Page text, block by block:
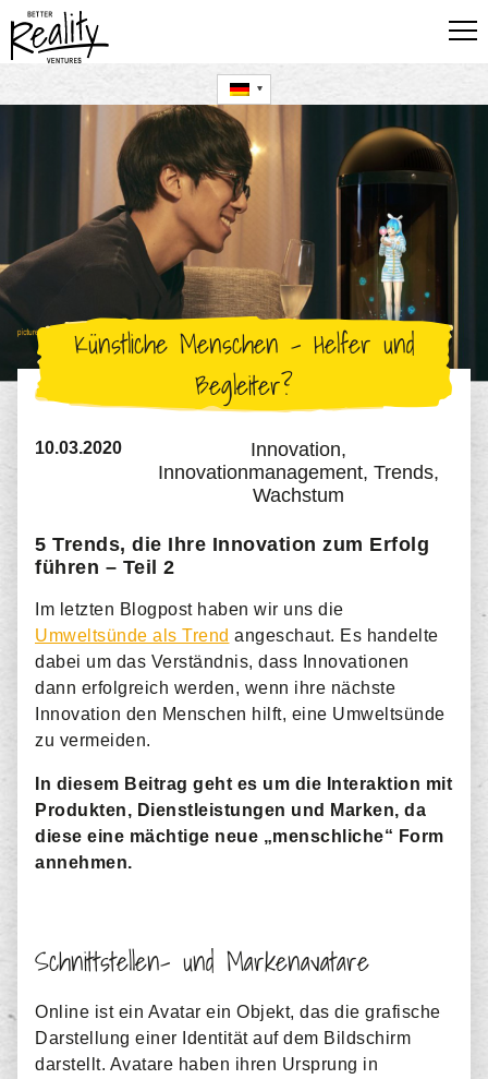
FÜR UNTERNEHMEN
FÜR STARTUPS
FÜR FÜHRUNGSKRÄFTE
BLOG
UTE HILLMER
Künstliche Menschen – Helfer und
Begleiter?
10.03.2020
Innovation,
Innovationmanagement, Trends,
Wachstum
5 Trends, die Ihre Innovation zum Erfolg
führen – Teil 2
Im letzten Blogpost haben wir uns die
Umweltsünde als Trend angeschaut. Es handelte
dabei um das Verständnis, dass Innovationen
dann erfolgreich werden, wenn ihre nächste
Innovation den Menschen hilft, eine Umweltsünde
zu vermeiden.
In diesem Beitrag geht es um die Interaktion mit
Produkten, Dienstleistungen und Marken, da
diese eine mächtige neue „menschliche“ Form
annehmen.
Schnittstellen- und Markenavatare
Online ist ein Avatar ein Objekt, das die grafische
Darstellung einer Identität auf dem Bildschirm
darstellt. Avatare haben ihren Ursprung in